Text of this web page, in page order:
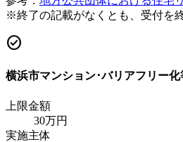
※終了の記載がなくとも、受付を
check_circle
横浜市マンション･バリアフリー
上限金額
30万円
実施主体